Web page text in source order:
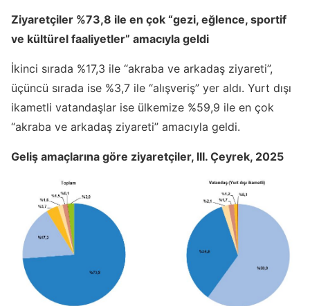
Ziyaretçiler %73,8 ile en çok “gezi, eğlence, sportif
ve kültürel faaliyetler” amacıyla geldi
İkinci sırada %17,3 ile “akraba ve arkadaş ziyareti”,
üçüncü sırada ise %3,7 ile “alışveriş” yer aldı. Yurt dışı
ikametli vatandaşlar ise ülkemize %59,9 ile en çok
“akraba ve arkadaş ziyareti” amacıyla geldi.
Geliş amaçlarına göre ziyaretçiler, III. Çeyrek, 2025